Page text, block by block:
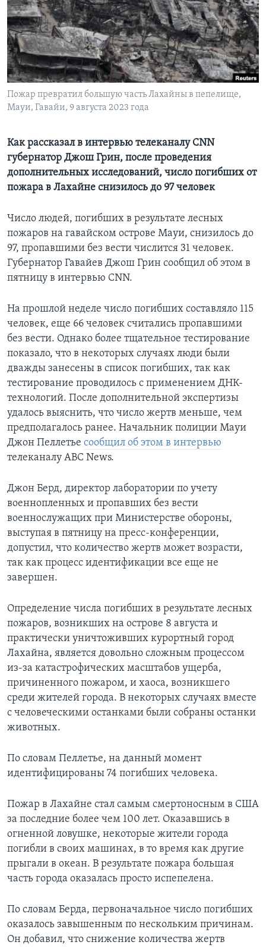
Learning English
СОЦИАЛЬНЫЕ СЕТИ
Языки
Пожар превратил большую часть Лахайны в пепелище,
Мауи, Гавайи, 9 августа 2023 года
Как рассказал в интервью телеканалу CNN
губернатор Джош Грин, после проведения
дополнительных исследований, число погибших от
пожара в Лахайне снизилось до 97 человек
Число людей, погибших в результате лесных
пожаров на гавайском острове Мауи, снизилось до
97, пропавшими без вести числится 31 человек.
Губернатор Гавайев Джош Грин сообщил об этом в
пятницу в интервью CNN.
На прошлой неделе число погибших составляло 115
человек, еще 66 человек считались пропавшими
без вести. Однако более тщательное тестирование
показало, что в некоторых случаях люди были
дважды занесены в список погибших, так как
тестирование проводилось с применением ДНК-
технологий. После дополнительной экспертизы
удалось выяснить, что число жертв меньше, чем
предполагалось ранее. Начальник полиции Мауи
Джон Пеллетье сообщил об этом в интервью
телеканалу ABC News.
Джон Берд, директор лаборатории по учету
военнопленных и пропавших без вести
военнослужащих при Министерстве обороны,
выступая в пятницу на пресс-конференции,
допустил, что количество жертв может возрасти,
так как процесс идентификации все еще не
завершен.
Определение числа погибших в результате лесных
пожаров, возникших на острове 8 августа и
практически уничтоживших курортный город
Лахайна, является довольно сложным процессом
из-за катастрофических масштабов ущерба,
причиненного пожаром, и хаоса, возникшего
среди жителей города. В некоторых случаях вместе
с человеческими останками были собраны останки
животных.
По словам Пеллетье, на данный момент
идентифицированы 74 погибших человека.
Пожар в Лахайне стал самым смертоносным в США
за последние более чем 100 лет. Оказавшись в
огненной ловушке, некоторые жители города
погибли в своих машинах, в то время как другие
прыгали в океан. В результате пожара большая
часть города оказалась просто испепелена.
По словам Берда, первоначальное число погибших
оказалось завышенным по нескольким причинам.
Он добавил, что снижение количества жертв